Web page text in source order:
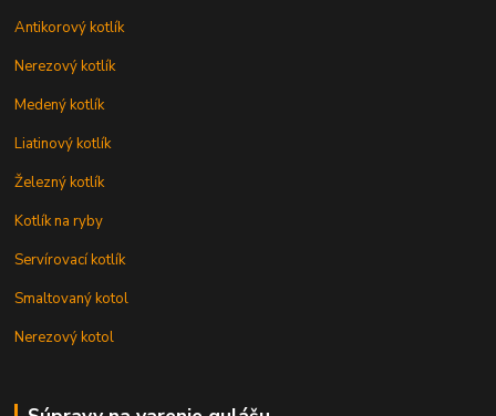
Antikorový kotlík
Nerezový kotlík
Medený kotlík
Liatinový kotlík
Železný kotlík
Kotlík na ryby
Servírovací kotlík
Smaltovaný kotol
Nerezový kotol